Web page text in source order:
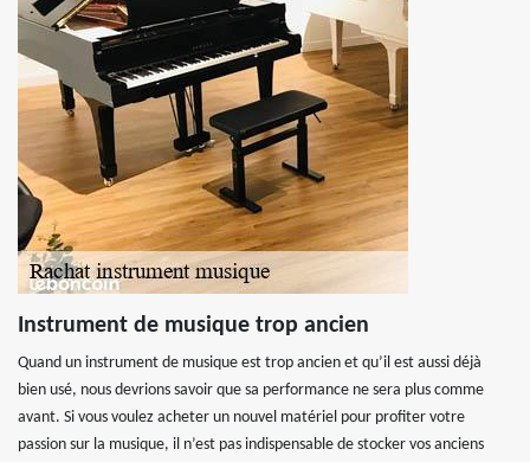
Instrument de musique trop ancien
Quand un instrument de musique est trop ancien et qu’il est aussi déjà
bien usé, nous devrions savoir que sa performance ne sera plus comme
avant. Si vous voulez acheter un nouvel matériel pour profiter votre
passion sur la musique, il n’est pas indispensable de stocker vos anciens